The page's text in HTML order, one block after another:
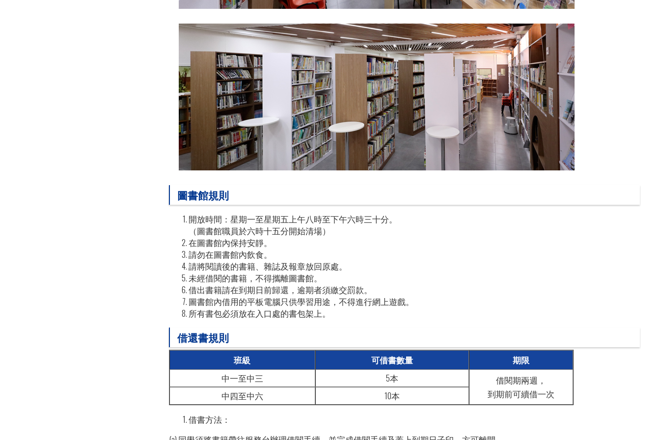
圖書館規則
開放時間：星期一至星期五上午八時至下午六時三十分。
（圖書館職員於六時十五分開始清場）
在圖書館內保持安靜。
請勿在圖書館內飲食。
請將閱讀後的書籍、雜誌及報章放回原處。
未經借閱的書籍，不得攜離圖書館。
借出書籍請在到期日前歸還，逾期者須繳交罰款。
圖書館內借用的平板電腦只供學習用途，不得進行網上遊戲。
所有書包必須放在入口處的書包架上。
借還書規則
班級 可借書數量
期限
中一至中三
5本
借閱期兩週，
到期前可續借一次
中四至中六
10本
借書方法：